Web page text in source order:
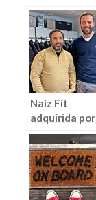
Naiz Fit
adquirida por
MySize